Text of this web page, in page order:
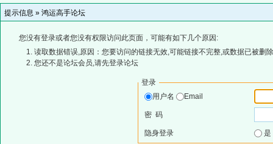
提示信息 » 鸿运高手论坛
您没有登录或者您没有权限访问此页面，可能有如下几个原因:
读取数据错误,原因：您要访问的链接无效,可能链接不完整,或数据已被删
您还不是论坛会员,请先登录论坛
登录
用户名
Email
密 码
隐身登录